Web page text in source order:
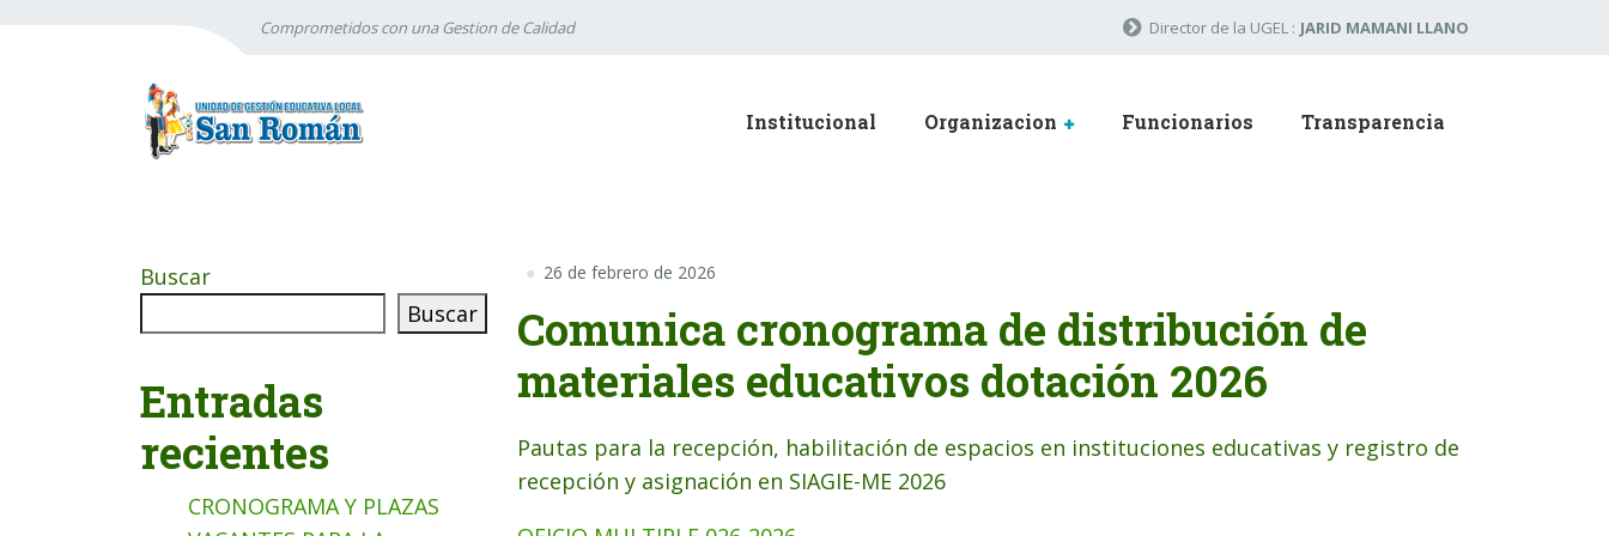
Comprometidos con una Gestion de Calidad Director de la UGEL : JARID MAMANI LLANO
Institucional Organizacion Funcionarios Transparencia
26 de febrero de 2026
Comunica cronograma de distribución de
materiales educativos dotación 2026
Pautas para la recepción, habilitación de espacios en instituciones educativas y registro de
recepción y asignación en SIAGIE-ME 2026
Buscar
Buscar
Entradas
recientes
CRONOGRAMA Y PLAZAS